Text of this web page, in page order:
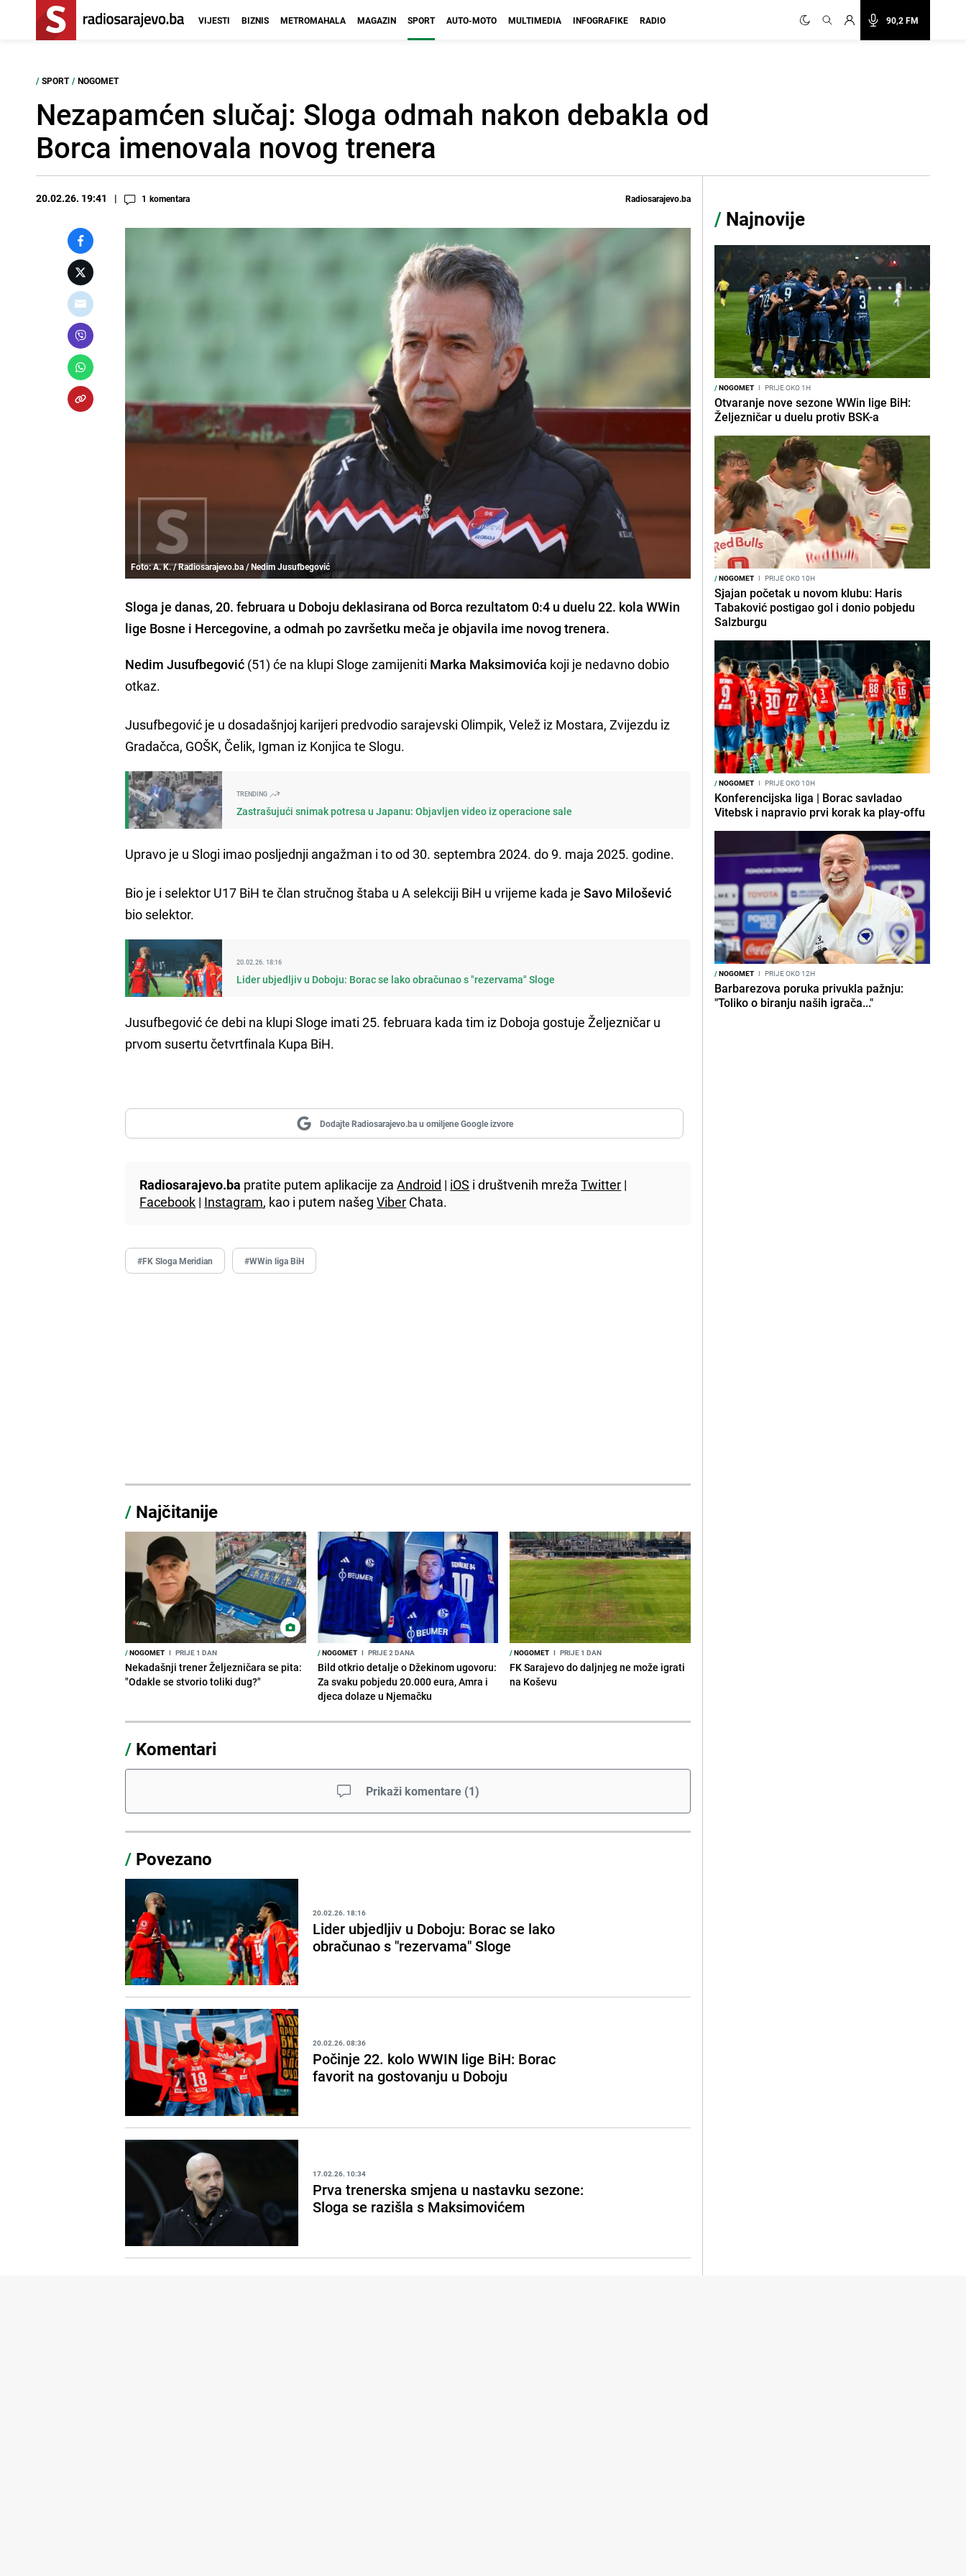
90,2 FM
VIJESTI BIZNIS METROMAHALA MAGAZIN SPORT AUTO-MOTO MULTIMEDIA INFOGRAFIKE RADIO
/ SPORT / NOGOMET
Nezapamćen slučaj: Sloga odmah nakon debakla od
Borca imenovala novog trenera
20.02.26. 19:41 1 komentara Radiosarajevo.ba
Foto: A. K. / Radiosarajevo.ba / Nedim Jusufbegović
Sloga je danas, 20. februara u Doboju deklasirana od Borca rezultatom 0:4 u duelu 22. kola WWin
lige Bosne i Hercegovine, a odmah po završetku meča je objavila ime novog trenera.
Nedim Jusufbegović (51) će na klupi Sloge zamijeniti Marka Maksimovića koji je nedavno dobio
otkaz.
Jusufbegović je u dosadašnjoj karijeri predvodio sarajevski Olimpik, Velež iz Mostara, Zvijezdu iz
Gradačca, GOŠK, Čelik, Igman iz Konjica te Slogu.
TRENDING
Zastrašujući snimak potresa u Japanu: Objavljen video iz operacione sale
Upravo je u Slogi imao posljednji angažman i to od 30. septembra 2024. do 9. maja 2025. godine.
Bio je i selektor U17 BiH te član stručnog štaba u A selekciji BiH u vrijeme kada jeSavo Milošević
bio selektor.
20.02.26. 18:16
Lider ubjedljiv u Doboju: Borac se lako obračunao s "rezervama" Sloge
Jusufbegović će debi na klupi Sloge imati 25. februara kada tim iz Doboja gostuje Željezničar u
prvom susertu četvrtfinala Kupa BiH.
Dodajte Radiosarajevo.ba u omiljene Google izvore
Radiosarajevo.ba pratite putem aplikacije zaAndroid | iOS i društvenih mrežaTwitter |
Facebook | Instagram, kao i putem našegViber Chata.
#FK Sloga Meridian #WWin liga BiH
/ Najčitanije
/NOGOMET I PRIJE 1 DAN
Nekadašnji trener Željezničara se pita:
"Odakle se stvorio toliki dug?"
/NOGOMET I PRIJE 2 DANA
Bild otkrio detalje o Džekinom ugovoru:
Za svaku pobjedu 20.000 eura, Amra i
djeca dolaze u Njemačku
/NOGOMET I PRIJE 1 DAN
FK Sarajevo do daljnjeg ne može igrati
na Koševu
/ Komentari
Prikaži komentare (1)
/ Povezano
20.02.26. 18:16
Lider ubjedljiv u Doboju: Borac se lako
obračunao s "rezervama" Sloge
20.02.26. 08:36
Počinje 22. kolo WWIN lige BiH: Borac
favorit na gostovanju u Doboju
17.02.26. 10:34
Prva trenerska smjena u nastavku sezone:
Sloga se razišla s Maksimovićem
/ Najnovije
/NOGOMET I PRIJE OKO 1H
Otvaranje nove sezone WWin lige BiH:
Željezničar u duelu protiv BSK-a
/NOGOMET I PRIJE OKO 10H
Sjajan početak u novom klubu: Haris
Tabaković postigao gol i donio pobjedu
Salzburgu
/NOGOMET I PRIJE OKO 10H
Konferencijska liga | Borac savladao
Vitebsk i napravio prvi korak ka play-offu
/NOGOMET I PRIJE OKO 12H
Barbarezova poruka privukla pažnju:
"Toliko o biranju naših igrača..."